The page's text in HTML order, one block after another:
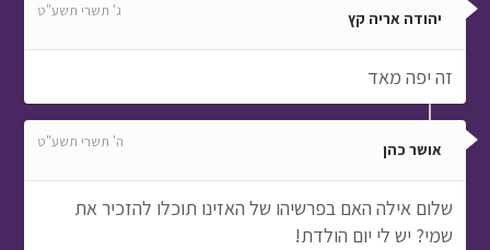
יהודה אריה קץ ג' תשרי תשע"ט
זה יפה מאד
אושר כהן ה' תשרי תשע"ט
שלום אילה האם בפרשיהו של האזינו תוכלו להזכיר את
שמי? יש לי יום הולדת!